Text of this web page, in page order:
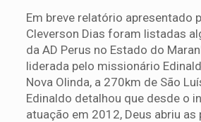
Em breve relatório apresentado
Cleverson Dias foram listadas
da AD Perus no Estado do
liderada pelo missionário
Nova Olinda, a 270km de São
Edinaldo detalhou que desde o
atuação em 2012, Deus abriu as